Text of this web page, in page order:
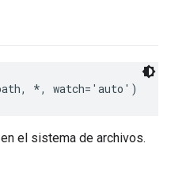
*, watch='auto')
el sistema de archivos.